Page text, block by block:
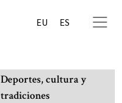
EU ES
Deportes, cultura y
tradiciones